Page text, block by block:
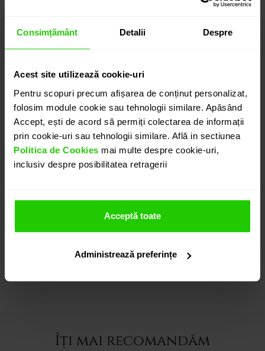
Consimțământ Detalii Despre
Acest site utilizează cookie-uri
Pentru scopuri precum afișarea de conținut personalizat,
folosim module cookie sau tehnologii similare. Apăsând
Accept, ești de acord să permiți colectarea de informații
prin cookie-uri sau tehnologii similare. Află in sectiunea
Politica de Cookies mai multe despre cookie-uri,
inclusiv despre posibilitatea retragerii
Acceptă toate
Administrează preferințe
PORTOFEL CASIANI
functional, iar pielea veritabila de crocodil ( certificat
CITES) din care este realizat este un garant al
durabilitatii.
Variatii de culori si finisaje sunt disponibile in
colectie, fiecare piesa avand o textura aparte.
INSTRUCȚIUNI ÎNGRIJIRE
Îți mai recomandăm